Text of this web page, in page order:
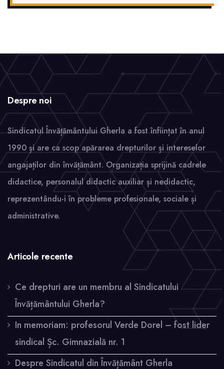
Despre noi
Sindicatul Învățământului Gherla a fost înființat în anul
1990 și are ca scop apărarea drepturilor și intereselor
angajaților din învățământ. Organizația sprijină cadrele
didactice, personalul didactic auxiliar și nedidactic,
reprezentându-i în probleme profesionale, sociale și
administrative.
Articole recente
Ce drepturi are un membru al Sindicatului
Învățământului Gherla?
In memoriam: profesorul Verde Dorel – fost lider
sindical Șc. Gimnazială nr. 1
Despre Sindicatul din Învățământ Gherla